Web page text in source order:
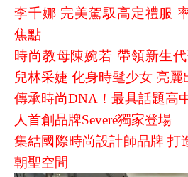
李千娜 完美駕馭高定禮服
焦點
時尚教母陳婉若 帶領新生
兒林采婕 化身時髦少女 亮麗
傳承時尚DNA！最具話題高
人首創品牌Severé獨家登場
集結國際時尚設計師品牌 打
朝聖空間